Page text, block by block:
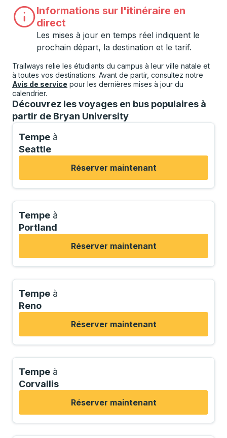
Informations sur l'itinéraire en
direct
Les mises à jour en temps réel indiquent le
prochain départ, la destination et le tarif.
Trailways relie les étudiants du campus à leur ville natale et
à toutes vos destinations. Avant de partir, consultez notre
Avis de service pour les dernières mises à jour du
calendrier.
Découvrez les voyages en bus populaires à
partir de Bryan University
Tempe à
Seattle
Réserver maintenant
Tempe à
Portland
Réserver maintenant
Tempe à
Reno
Réserver maintenant
Tempe à
Corvallis
Réserver maintenant